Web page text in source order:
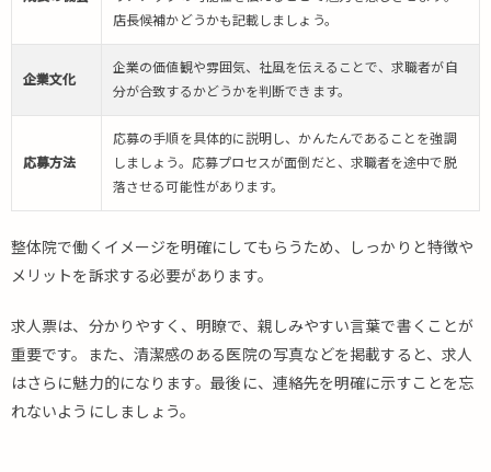
店長候補かどうかも記載しましょう。
企業文化
企業の価値観や雰囲気、社風を伝えることで、求職者が自
分が合致するかどうかを判断できます。
応募方法
応募の手順を具体的に説明し、かんたんであることを強調
しましょう。応募プロセスが面倒だと、求職者を途中で脱
落させる可能性があります。
整体院で働くイメージを明確にしてもらうため、しっかりと特徴や
メリットを訴求する必要があります。
求人票は、分かりやすく、明瞭で、親しみやすい言葉で書くことが
重要です。また、清潔感のある医院の写真などを掲載すると、求人
はさらに魅力的になります。最後に、連絡先を明確に示すことを忘
れないようにしましょう。